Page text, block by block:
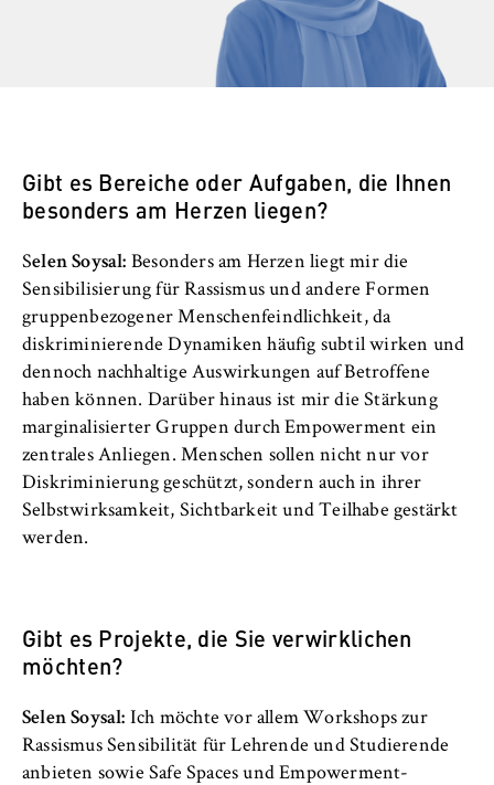
Gibt es Bereiche oder Aufgaben, die Ihnen
besonders am Herzen liegen?
Selen Soysal: Besonders am Herzen liegt mir die
Sensibilisierung für Rassismus und andere Formen
gruppenbezogener Menschenfeindlichkeit, da
diskriminierende Dynamiken häufig subtil wirken und
dennoch nachhaltige Auswirkungen auf Betroffene
haben können. Darüber hinaus ist mir die Stärkung
marginalisierter Gruppen durch Empowerment ein
zentrales Anliegen. Menschen sollen nicht nur vor
Diskriminierung geschützt, sondern auch in ihrer
Selbstwirksamkeit, Sichtbarkeit und Teilhabe gestärkt
werden.
Gibt es Projekte, die Sie verwirklichen
möchten?
Selen Soysal: Ich möchte vor allem Workshops zur
Rassismus Sensibilität für Lehrende und Studierende
anbieten sowie Safe Spaces und Empowerment-
Hierzu werden Cookies gesetzt, die uns
helfen zu verstehen, welche Seiten am
Cookie Laufzeit:
bis zu 13 Monate